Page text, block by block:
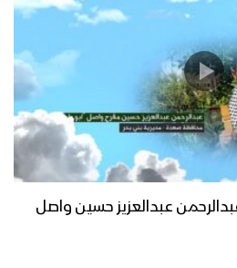
عبدالعزيز حسين واصل